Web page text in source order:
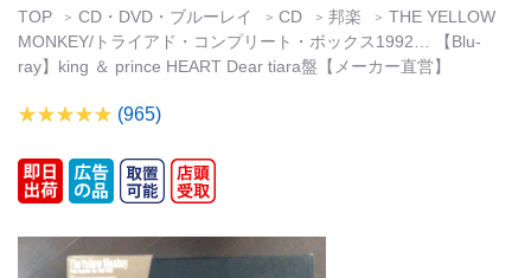
TOP CD・DVD・ブルーレイ CD 邦楽
THE YELLOW
MONKEY/トライアド・コンプリート・ボックス1992… 【Blu-
ray】king ＆ prince HEART Dear tiara盤【メーカー直営】
(965)